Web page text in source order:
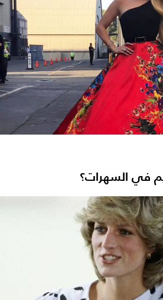
في السهرات؟